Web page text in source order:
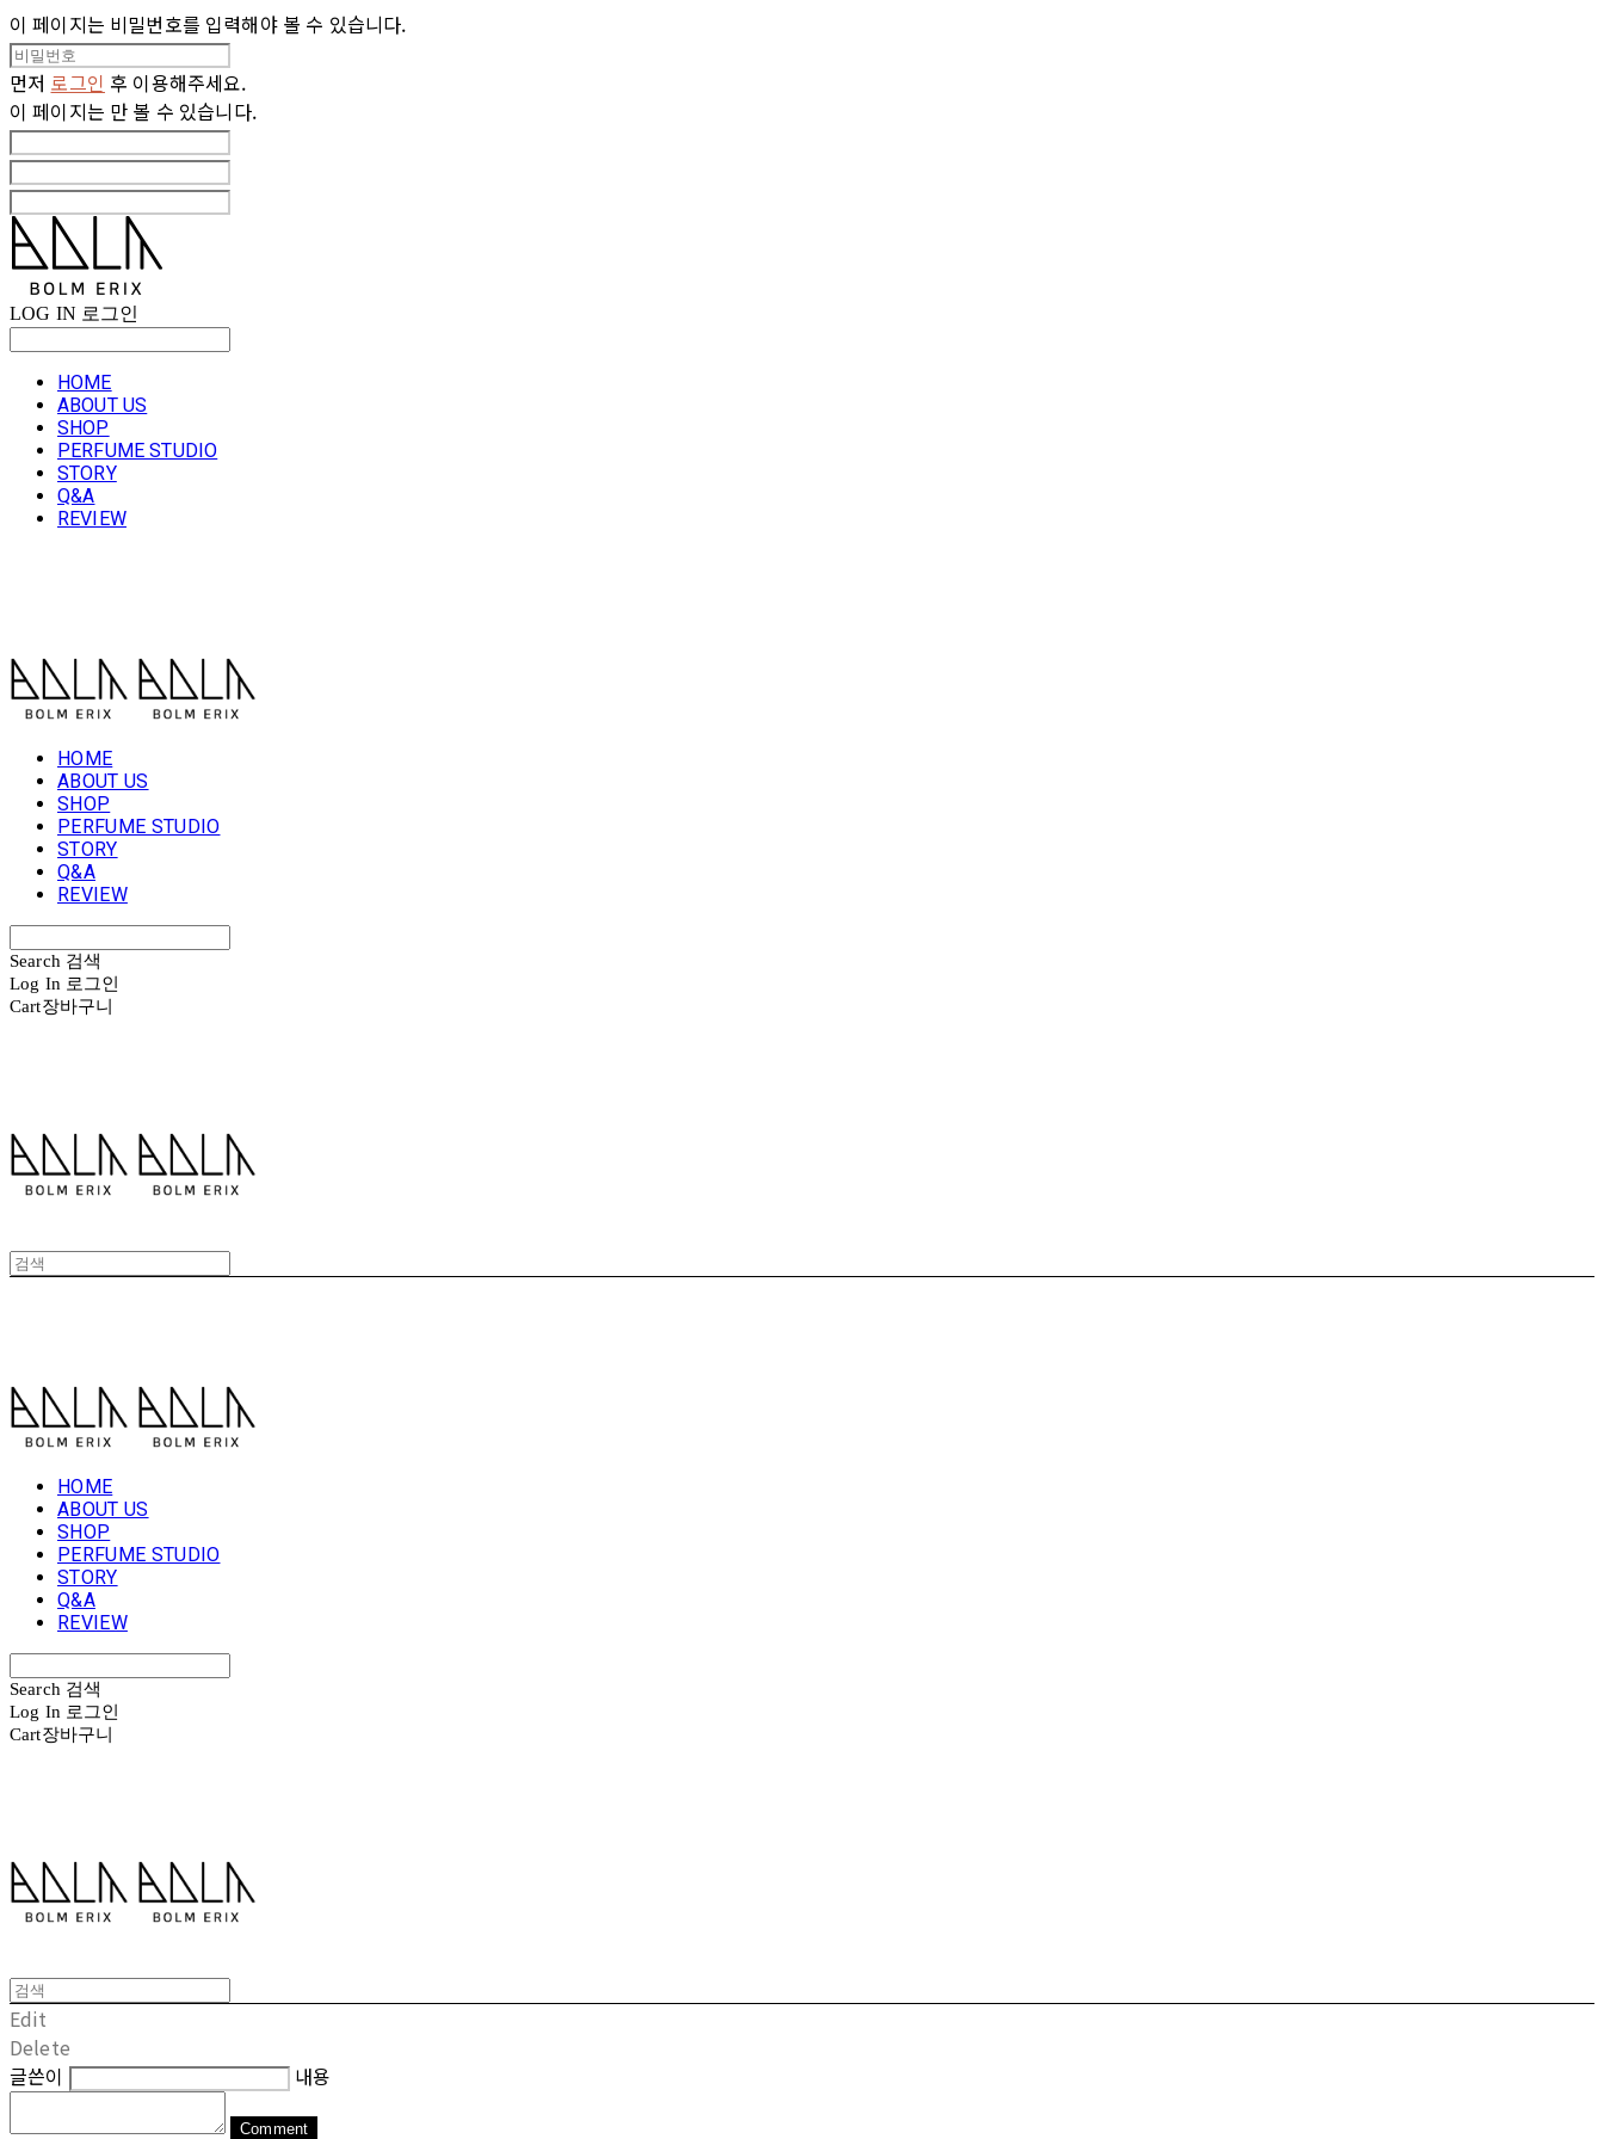
이 페이지는 비밀번호를 입력해야 볼 수 있습니다.
먼저 로그인 후 이용해주세요.
이 페이지는 만 볼 수 있습니다.
LOG IN 로그인
HOME
ABOUT US
SHOP
PERFUME STUDIO
STORY
Q&A
REVIEW
HOME
ABOUT US
SHOP
PERFUME STUDIO
STORY
Q&A
REVIEW
Search 검색
Log In 로그인
Cart장바구니
HOME
ABOUT US
SHOP
PERFUME STUDIO
STORY
Q&A
REVIEW
Search 검색
Log In 로그인
Cart장바구니
Edit
Delete
글쓴이
내용
Comment